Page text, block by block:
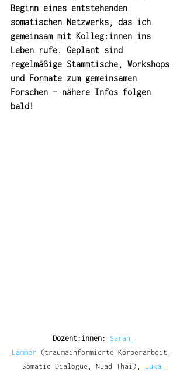
Beginn eines entstehenden
somatischen Netzwerks, das ich
gemeinsam mit Kolleg:innen ins
Leben rufe. Geplant sind
regelmäßige Stammtische, Workshops
und Formate zum gemeinsamen
Forschen – nähere Infos folgen
bald!
Dozent:innen: Sarah
Lammer (traumainformierte Körperarbeit,
Somatic Dialogue, Nuad Thai), Luka